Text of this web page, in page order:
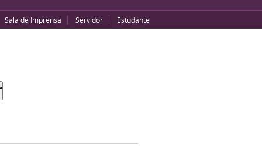
Sala de Imprensa Servidor Estudante